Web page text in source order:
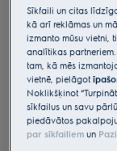
Sīkfaili un citas
kā arī reklāmas un
izmanto mūsu vietni,
analītikas
tam, kā mēs
vietnē, pielāgot
Noklikšķinot
sīkfailus un savu
piedāvātos
par sīkfailiem un